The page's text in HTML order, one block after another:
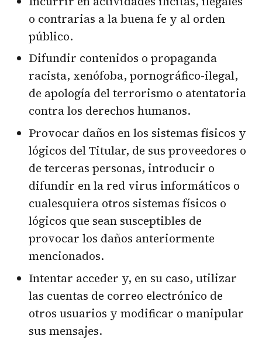
o contrarias a la buena fe y al orden
público.
Difundir contenidos o propaganda
racista, xenófoba, pornográfico-ilegal,
de apología del terrorismo o atentatoria
contra los derechos humanos.
Provocar daños en los sistemas físicos y
lógicos del Titular, de sus proveedores o
de terceras personas, introducir o
difundir en la red virus informáticos o
cualesquiera otros sistemas físicos o
lógicos que sean susceptibles de
provocar los daños anteriormente
mencionados.
Intentar acceder y, en su caso, utilizar
las cuentas de correo electrónico de
otros usuarios y modificar o manipular
sus mensajes.